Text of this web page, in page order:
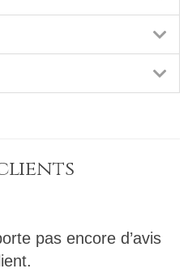
pas encore d’avis